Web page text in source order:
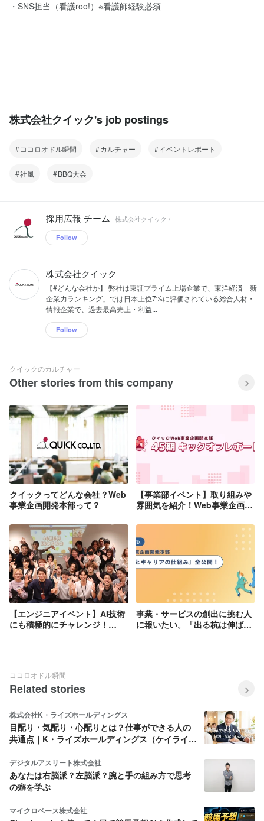
・SNS担当（看護roo!）※看護師経験必須
株式会社クイック's job postings
ココロオドル瞬間 カルチャー イベントレポート
社風 BBQ大会
採用広報 チーム 株式会社クイック /
Follow
株式会社クイック
【#どんな会社か】 弊社は東証プライム上場企業で、東洋経済「新
企業力ランキング」では日本上位7%に評価されている総合人材・
情報企業で、過去最高売上・利益...
Follow
クイックのカルチャー
Other stories from this company
クイックってどんな会社？Web
事業企画開発本部って？
【事業部イベント】取り組みや
雰囲気を紹介！Web事業企画開
【エンジニアイベント】AI技術
にも積極的にチャレンジ！
事業・サービスの創出に挑む人
に報いたい。「出る杭は伸ば
ココロオドル瞬間
Related stories
株式会社K・ライズホールディングス
目配り・気配り・心配りとは？仕事ができる人の
共通点｜K・ライズホールディングス（ケイライ
デジタルアスリート株式会社
あなたは右脳派？左脳派？腕と手の組み方で思考
の癖を学ぶ
マイクロベース株式会社